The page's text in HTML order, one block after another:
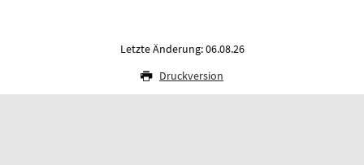
Letzte Änderung: 06.08.26
Druckversion